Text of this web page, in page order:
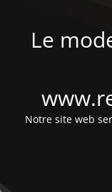
Le
Notre site web